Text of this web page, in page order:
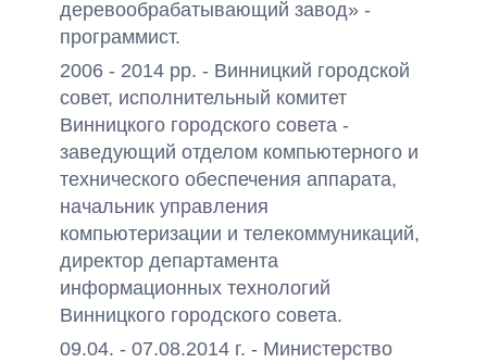
деревообрабатывающий завод» -
программист.
2006 - 2014 рр. - Винницкий городской
совет, исполнительный комитет
Винницкого городского совета -
заведующий отделом компьютерного и
технического обеспечения аппарата,
начальник управления
компьютеризации и телекоммуникаций,
директор департамента
информационных технологий
Винницкого городского совета.
09.04. - 07.08.2014 г. - Министерство